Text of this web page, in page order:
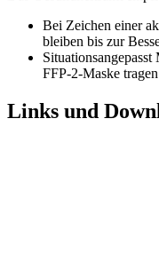
Bei Zeichen einer
bleiben bis zur
FFP-2-Maske tragen
Links und